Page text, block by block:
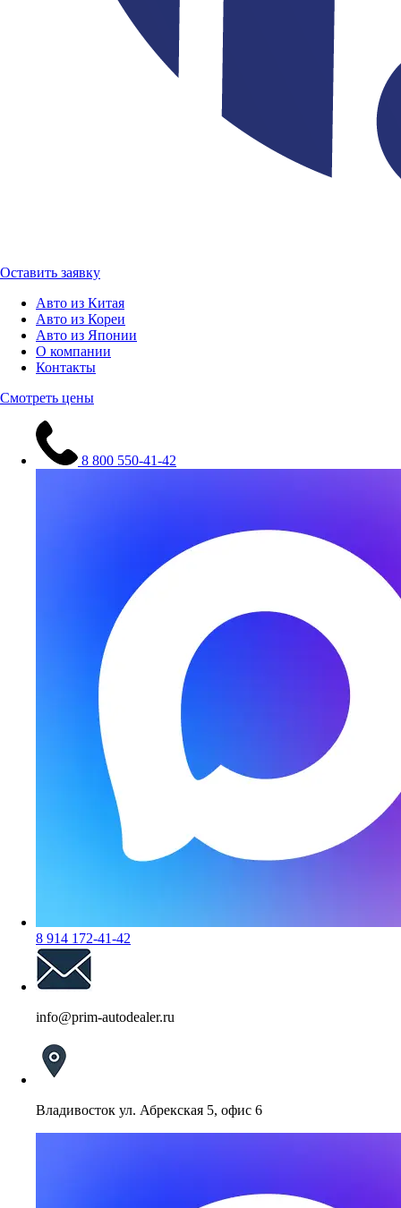
Оставить заявку
Авто из Китая
Авто из Кореи
Авто из Японии
О компании
Контакты
Смотреть цены
8 800 550-41-42
8 914 172-41-42
info@prim-autodealer.ru
Владивосток ул. Абрекская 5, офис 6